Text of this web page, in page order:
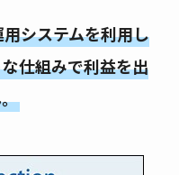
システムを利用し
仕組みで利益を出